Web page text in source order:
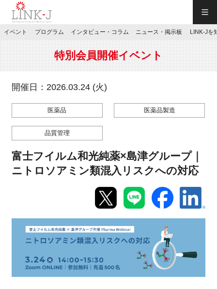
JP／EN
特別会員専用メニュー
お問い合わせ
新規登録
イベント
イベント プログラム インタビュー・コラム ニュース・掲示板 LINK-Jを
特別会員開催イベント
開催日：2026.03.24 (火)
医薬品 医薬品製造
品質管理
富士フイルム和光純薬×島津グループ｜
ニトロソアミン類混入リスクへの対応